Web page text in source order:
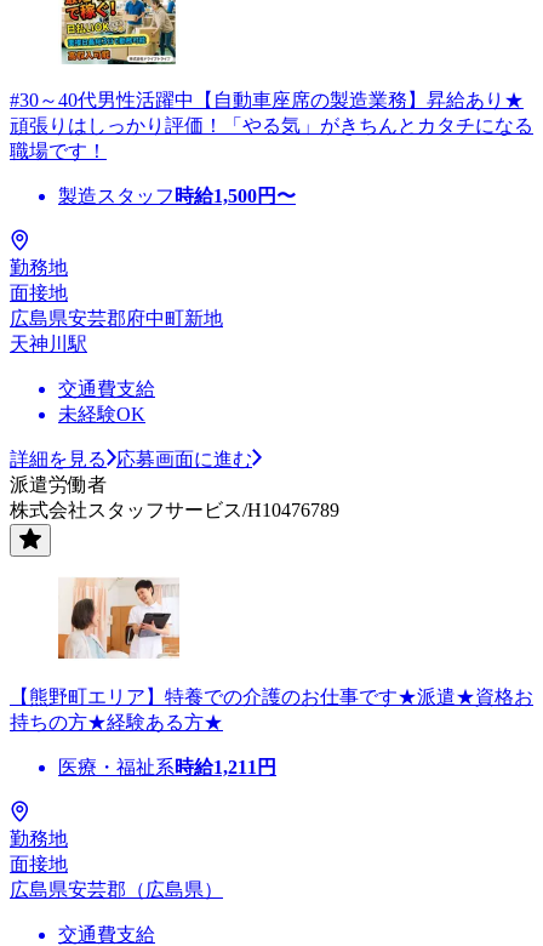
#30～40代男性活躍中【自動車座席の製造業務】昇給あり★
頑張りはしっかり評価！「やる気」がきちんとカタチになる
職場です！
製造スタッフ 時給1,500円〜
勤務地
面接地
広島県安芸郡府中町新地
天神川駅
交通費支給
未経験OK
詳細を見る
応募画面に進む
派遣労働者
株式会社スタッフサービス/H10476789
【熊野町エリア】特養での介護のお仕事です★派遣★資格お
持ちの方★経験ある方★
医療・福祉系時給1,211 円
勤務地
面接地
広島県安芸郡（広島県）
交通費支給